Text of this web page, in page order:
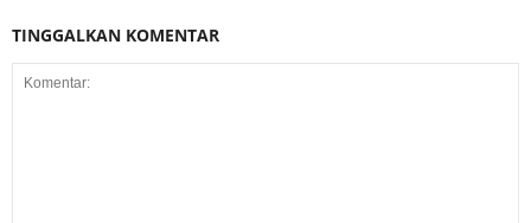
TINGGALKAN KOMENTAR